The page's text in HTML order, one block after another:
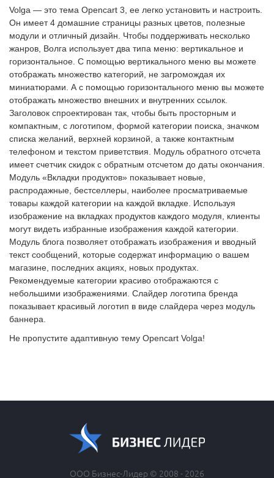
Volga — это тема Opencart 3, ее легко установить и настроить.
Он имеет 4 домашние страницы разных цветов, полезные
модули и отличный дизайн. Чтобы поддерживать несколько
жанров, Волга использует два типа меню: вертикальное и
горизонтальное. С помощью вертикального меню вы можете
отображать множество категорий, не загромождая их
миниатюрами. А с помощью горизонтального меню вы можете
отображать множество внешних и внутренних ссылок.
Заголовок спроектирован так, чтобы быть просторным и
компактным, с логотипом, формой категории поиска, значком
списка желаний, верхней корзиной, а также контактным
телефоном и текстом приветствия. Модуль обратного отсчета
имеет счетчик скидок с обратным отсчетом до даты окончания.
Модуль «Вкладки продуктов» показывает новые,
распродажные, бестселлеры, наиболее просматриваемые
товары каждой категории на каждой вкладке. Используя
изображение на вкладках продуктов каждого модуля, клиенты
могут видеть избранные изображения каждой категории.
Модуль блога позволяет отображать изображения и вводный
текст сообщений, которые содержат информацию о вашем
магазине, последних акциях, новых продуктах.
Рекомендуемые категории красиво отображаются с
небольшими изображениями. Слайдер логотипа бренда
показывает красивый логотип в виде слайдера через модуль
баннера.
Не пропустите адаптивную тему Opencart Volga!
ООО Бизнес-Лидер © 2008 - 2026